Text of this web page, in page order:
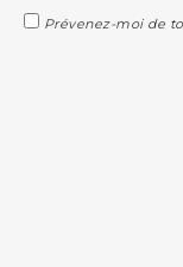
Prévenez-moi de